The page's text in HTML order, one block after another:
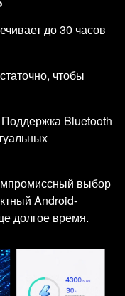
до 30 часов
чтобы
Bluetooth
выбор
Android-
долгое время.